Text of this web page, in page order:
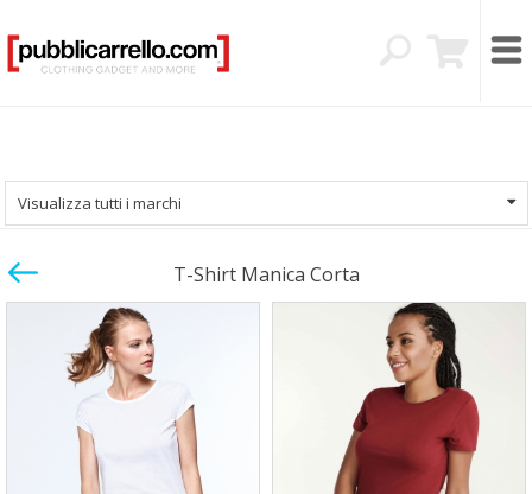
Visualizza tutti i marchi
T-Shirt Manica Corta